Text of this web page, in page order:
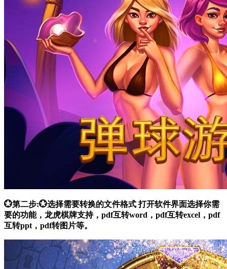
💮第二步:💮选择需要转换的文件格式 打开软件界面选择你需
要的功能，龙虎棋牌支持，pdf互转word，pdf互转excel，pdf
互转ppt，pdf转图片等。